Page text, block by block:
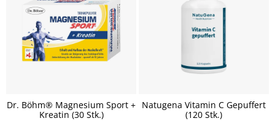
Dr. Böhm® Magnesium Sport +
Kreatin (30 Stk.)
Natugena Vitamin C Gepuffert
(120 Stk.)